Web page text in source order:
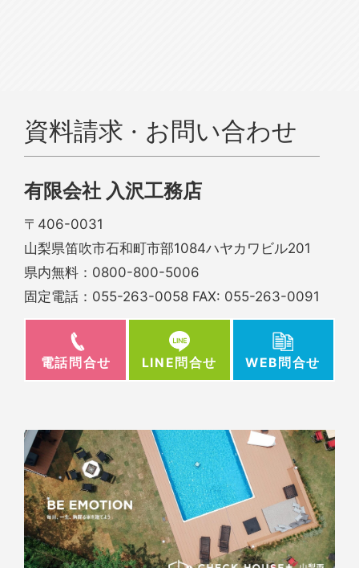
資料請求 · お問い合わせ
有限会社 入沢工務店
〒406-0031
山梨県笛吹市石和町市部1084ハヤカワビル201
県内無料： 0800-800-5006
固定電話： 055-263-0058 FAX: 055-263-0091
電話問合せ LINE問合せ WEB問合せ